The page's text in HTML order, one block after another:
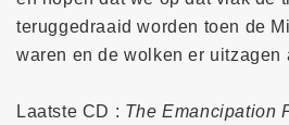
teruggedraaid worden toen de
waren en de wolken er uitzagen
Laatste CD : The Emancipation